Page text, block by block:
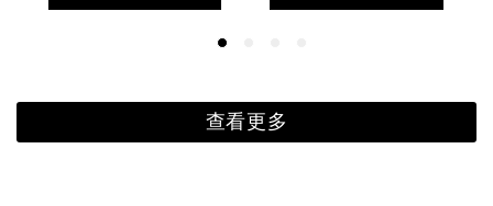
查看更多